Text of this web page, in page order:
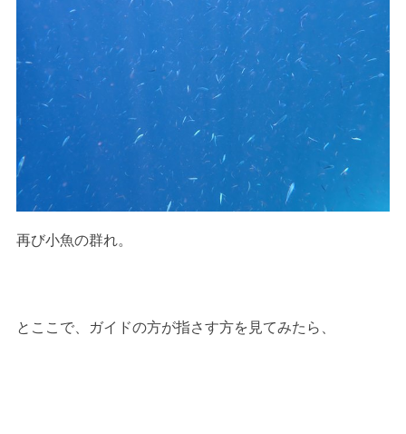
再び小魚の群れ。
とここで、ガイドの方が指さす方を見てみたら、